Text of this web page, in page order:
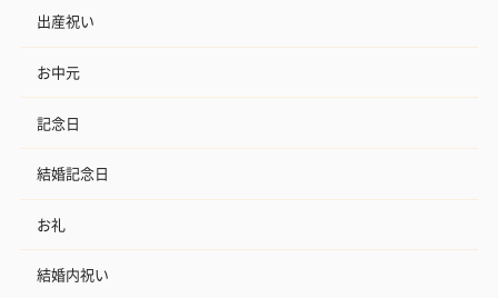
出産祝い
お中元
記念日
結婚記念日
お礼
結婚内祝い